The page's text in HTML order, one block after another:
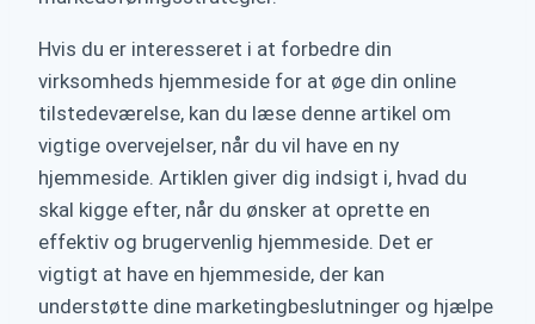
Hvis du er interesseret i at forbedre din
virksomheds hjemmeside for at øge din online
tilstedeværelse, kan du læse denne artikel om
vigtige overvejelser, når du vil have en ny
hjemmeside. Artiklen giver dig indsigt i, hvad du
skal kigge efter, når du ønsker at oprette en
effektiv og brugervenlig hjemmeside. Det er
vigtigt at have en hjemmeside, der kan
understøtte dine marketingbeslutninger og hjælpe